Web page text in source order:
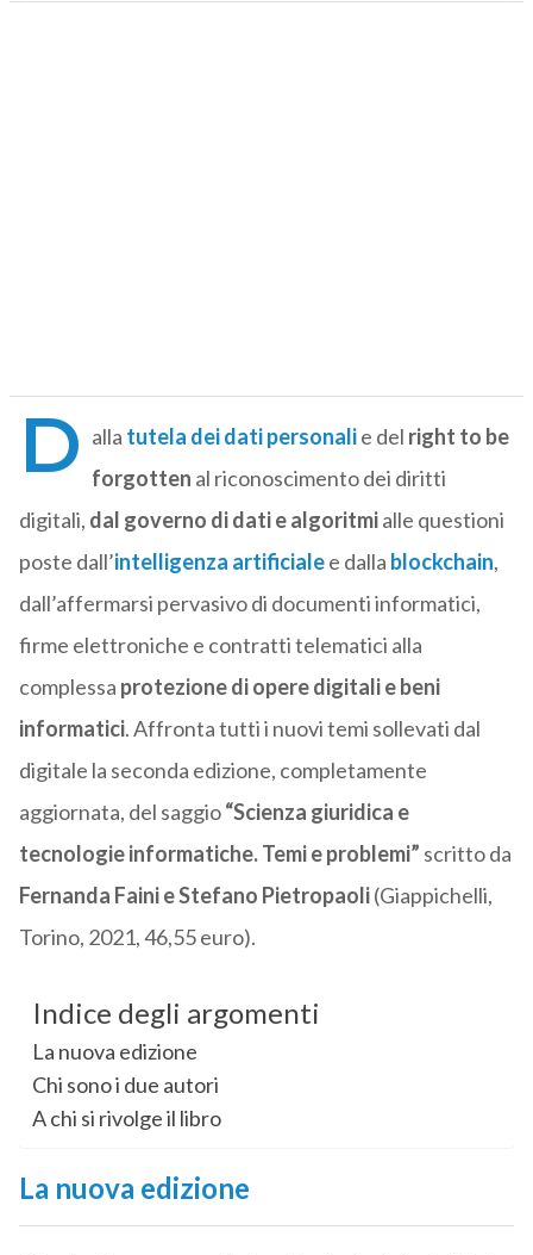
D alla tutela dei dati personalie del right to be
forgotten al riconoscimento dei diritti
digitali, dal governo di dati e algoritmialle questioni
poste dall’intelligenza artificialee dalla blockchain,
dall’affermarsi pervasivo di documenti informatici,
firme elettroniche e contratti telematici alla
complessa protezione di opere digitali e beni
informatici. Affronta tutti i nuovi temi sollevati dal
digitale la seconda edizione, completamente
aggiornata, del saggio“Scienza giuridica e
tecnologie informatiche. Temi e problemi” scritto da
Fernanda Faini e Stefano Pietropaoli(Giappichelli,
Torino, 2021, 46,55 euro).
Indice degli argomenti
La nuova edizione
Chi sono i due autori
A chi si rivolge il libro
La nuova edizione